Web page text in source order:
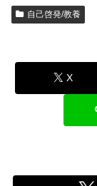
自己啓発/教養
X